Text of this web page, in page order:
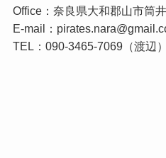
Office：奈良県大和郡山市筒
E-mail：
TEL：090-3465-7069（渡辺）